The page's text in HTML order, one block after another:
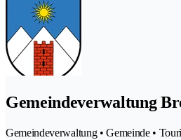
Gemeindeverwaltung
Gemeindeverwaltung • Gemeinde •